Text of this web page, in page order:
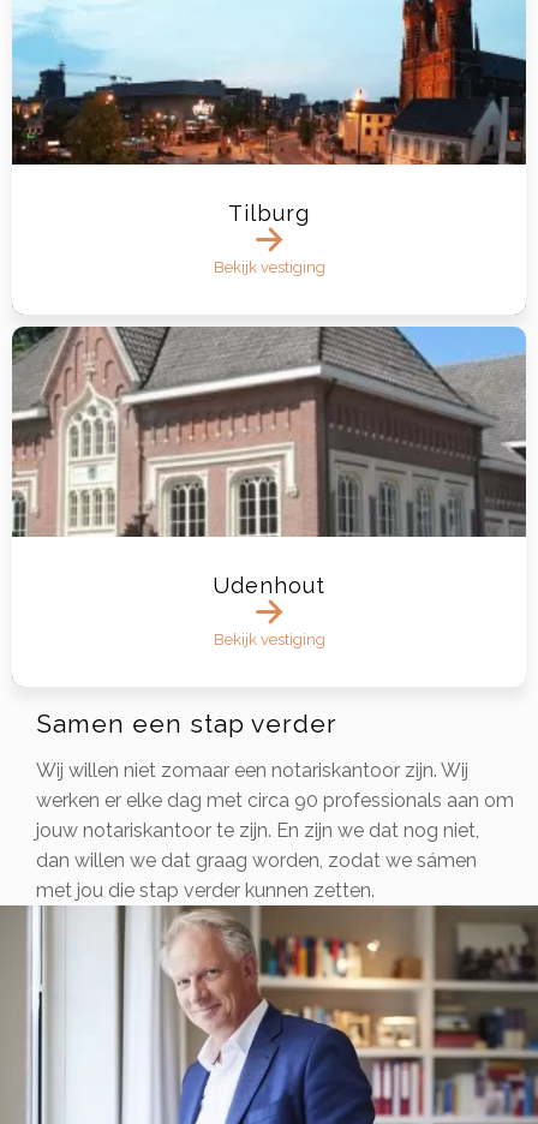
Tilburg
Bekijk vestiging
Udenhout
Bekijk vestiging
Samen een stap verder
Wij willen niet zomaar een notariskantoor zijn. Wij
werken er elke dag met circa 90 professionals aan om
jouw notariskantoor te zijn. En zijn we dat nog niet,
dan willen we dat graag worden, zodat we sámen
met jou die stap verder kunnen zetten.